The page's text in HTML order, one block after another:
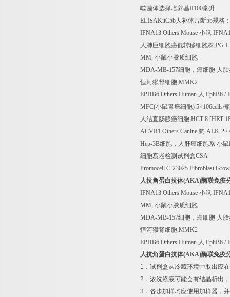
噬菌体选择培养基II100毫升
ELISAKitC5b人补体片断5b规格
IFNA13 Others Mouse 小鼠
人肺巨细胞癌低转移细胞株;PG-
MM, 小鼠小胶质细胞
MDA-MB-157细胞，癌细胞 人
恒河猴肾细胞;MMK2
EPHB6 Others Human 人 EphB6 /
MFC(小鼠胃癌细胞) 5×106cells/
人结直肠腺癌细胞;HCT-8 [HRT-
ACVR1 Others Canine 狗 ALK-2 /
Hep-3B细胞，人肝癌细胞系 小
细胞衰老检测试剂盒CSA
Promocell C-23025 Fibroblast
人抗角蛋白抗体(AKA)酶联免疫
IFNA13 Others Mouse 小鼠
MM, 小鼠小胶质细胞
MDA-MB-157细胞，癌细胞 人
恒河猴肾细胞;MMK2
EPHB6 Others Human 人 EphB6 /
人抗角蛋白抗体(AKA)酶联免疫
1 ．试剂盒从冷藏环境中取出应
2 ．浓洗涤液可能会有结晶析出
3 ．各步加样均应使用加样器，